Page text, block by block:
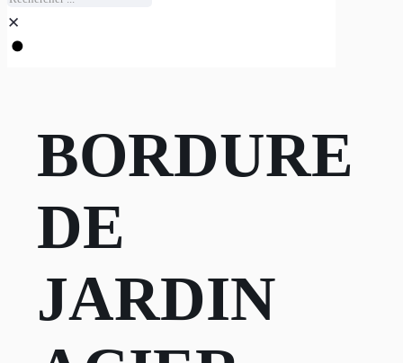
✕
BORDURE
DE
JARDIN